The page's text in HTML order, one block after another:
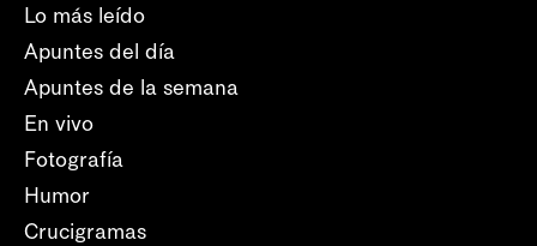
Lo más leído
Apuntes del día
Apuntes de la semana
En vivo
Fotografía
Humor
Crucigramas